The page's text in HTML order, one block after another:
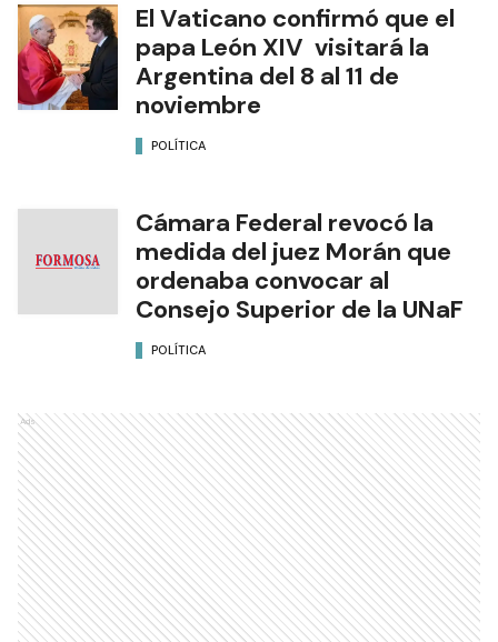
El Vaticano confirmó que el
papa León XIV visitará la
Argentina del 8 al 11 de
noviembre
POLÍTICA
Cámara Federal revocó la
medida del juez Morán que
ordenaba convocar al
Consejo Superior de la UNaF
POLÍTICA
Ads